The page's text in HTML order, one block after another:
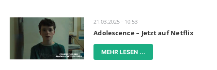
21.03.2025 - 10:53
Adolescence – Jetzt auf Netflix
MEHR LESEN ...